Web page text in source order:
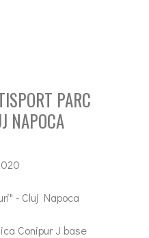
PARC
NAPOCA
- Cluj Napoca
Conipur J base